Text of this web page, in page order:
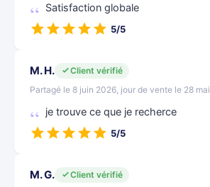
Satisfaction globale
5/5
M. H.
Client vérifié
Partagé le 8 juin 2026, jour de vente le 28 mai
je trouve ce que je recherce
5/5
M. G.
Client vérifié